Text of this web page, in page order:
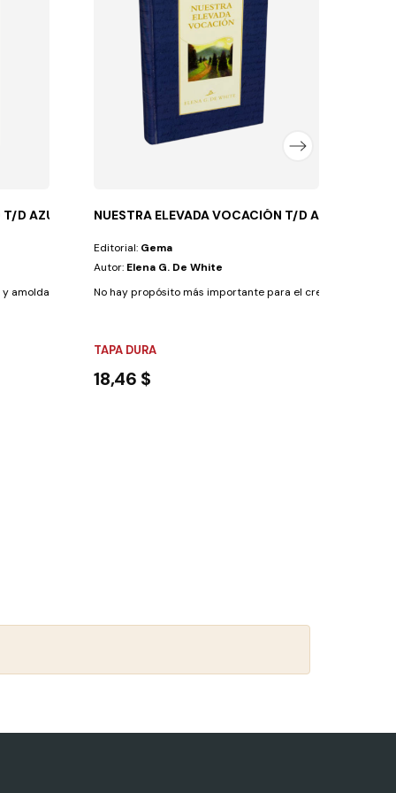
D AZUL
amoldar la vida de quienes tratan de dirigir...
NUESTRA ELEVADA VOCACIÓN T/D AZUL
Editorial: Gema
Autor: Elena G. De White
No hay propósito más importante para el creyente que
TAPA DURA
18,46 $